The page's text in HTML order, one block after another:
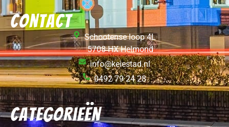
Contact
Schootense loop 4L
5708 HX Helmond
info@keiestad.nl
0492 79 24 28
Categorieën